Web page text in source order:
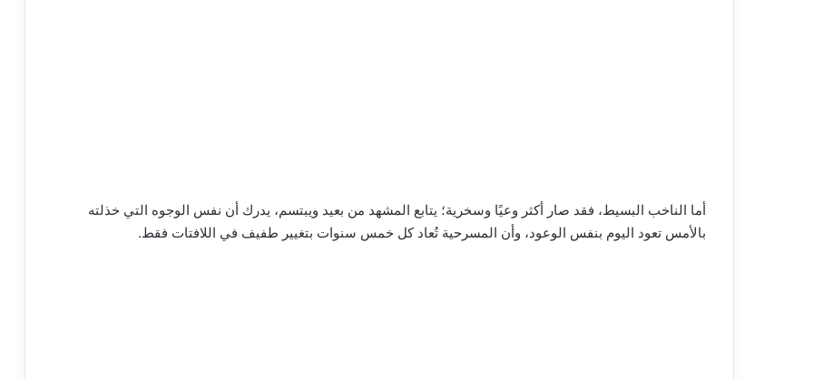
أما الناخب البسيط، فقد صار أكثر وعيًا وسخرية؛ يتابع المشهد من بعيد ويبتسم، يدرك أن نفس الوجوه التي خذلته
بالأمس تعود اليوم بنفس الوعود، وأن المسرحية تُعاد كل خمس سنوات بتغيير طفيف في اللافتات فقط.